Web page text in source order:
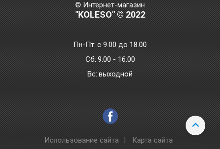
© Интернет-магазин
"KOLESO" © 2022
Пн-Пт:с 9.00 до 18.00
Сб: 9.00 - 16.00
Bc: выходной
Использование сайта | Карта сайта